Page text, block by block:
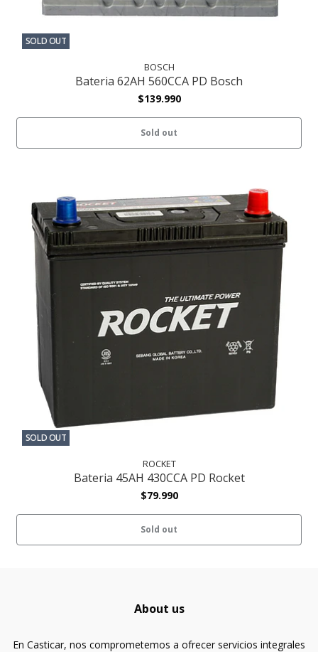
SOLD OUT
BOSCH
Bateria 62AH 560CCA PD Bosch
$139.990
Sold out
SOLD OUT
ROCKET
Bateria 45AH 430CCA PD Rocket
$79.990
Sold out
About us
En Casticar, nos comprometemos a ofrecer servicios integrales